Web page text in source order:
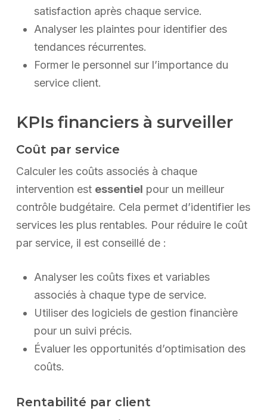
satisfaction après chaque service.
Analyser les plaintes pour identifier des
tendances récurrentes.
Former le personnel sur l’importance du
service client.
KPIs financiers à surveiller
Coût par service
Calculer les coûts associés à chaque
intervention est essentiel pour un meilleur
contrôle budgétaire. Cela permet d’identifier les
services les plus rentables. Pour réduire le coût
par service, il est conseillé de :
Analyser les coûts fixes et variables
associés à chaque type de service.
Utiliser des logiciels de gestion financière
pour un suivi précis.
Évaluer les opportunités d’optimisation des
coûts.
Rentabilité par client